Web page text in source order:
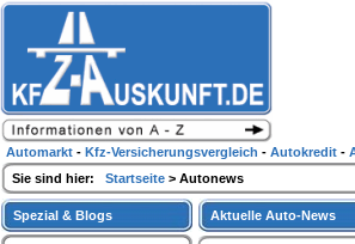
Aktuelle Auto-News
Spezial & Blogs
Automarkt - Kfz-Versicherungsvergleich - Autokredit -
Sie sind hier: Startseite > Autonews